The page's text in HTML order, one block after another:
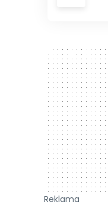
300 x 250
Reklama